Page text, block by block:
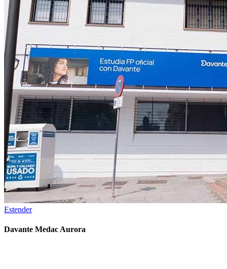
Estender
Davante Medac Aurora